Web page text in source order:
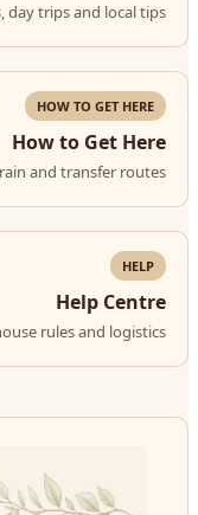
day trips and local tips
HOW TO GET HERE
How to Get Here
and transfer routes
HELP
Help Centre
rules and logistics